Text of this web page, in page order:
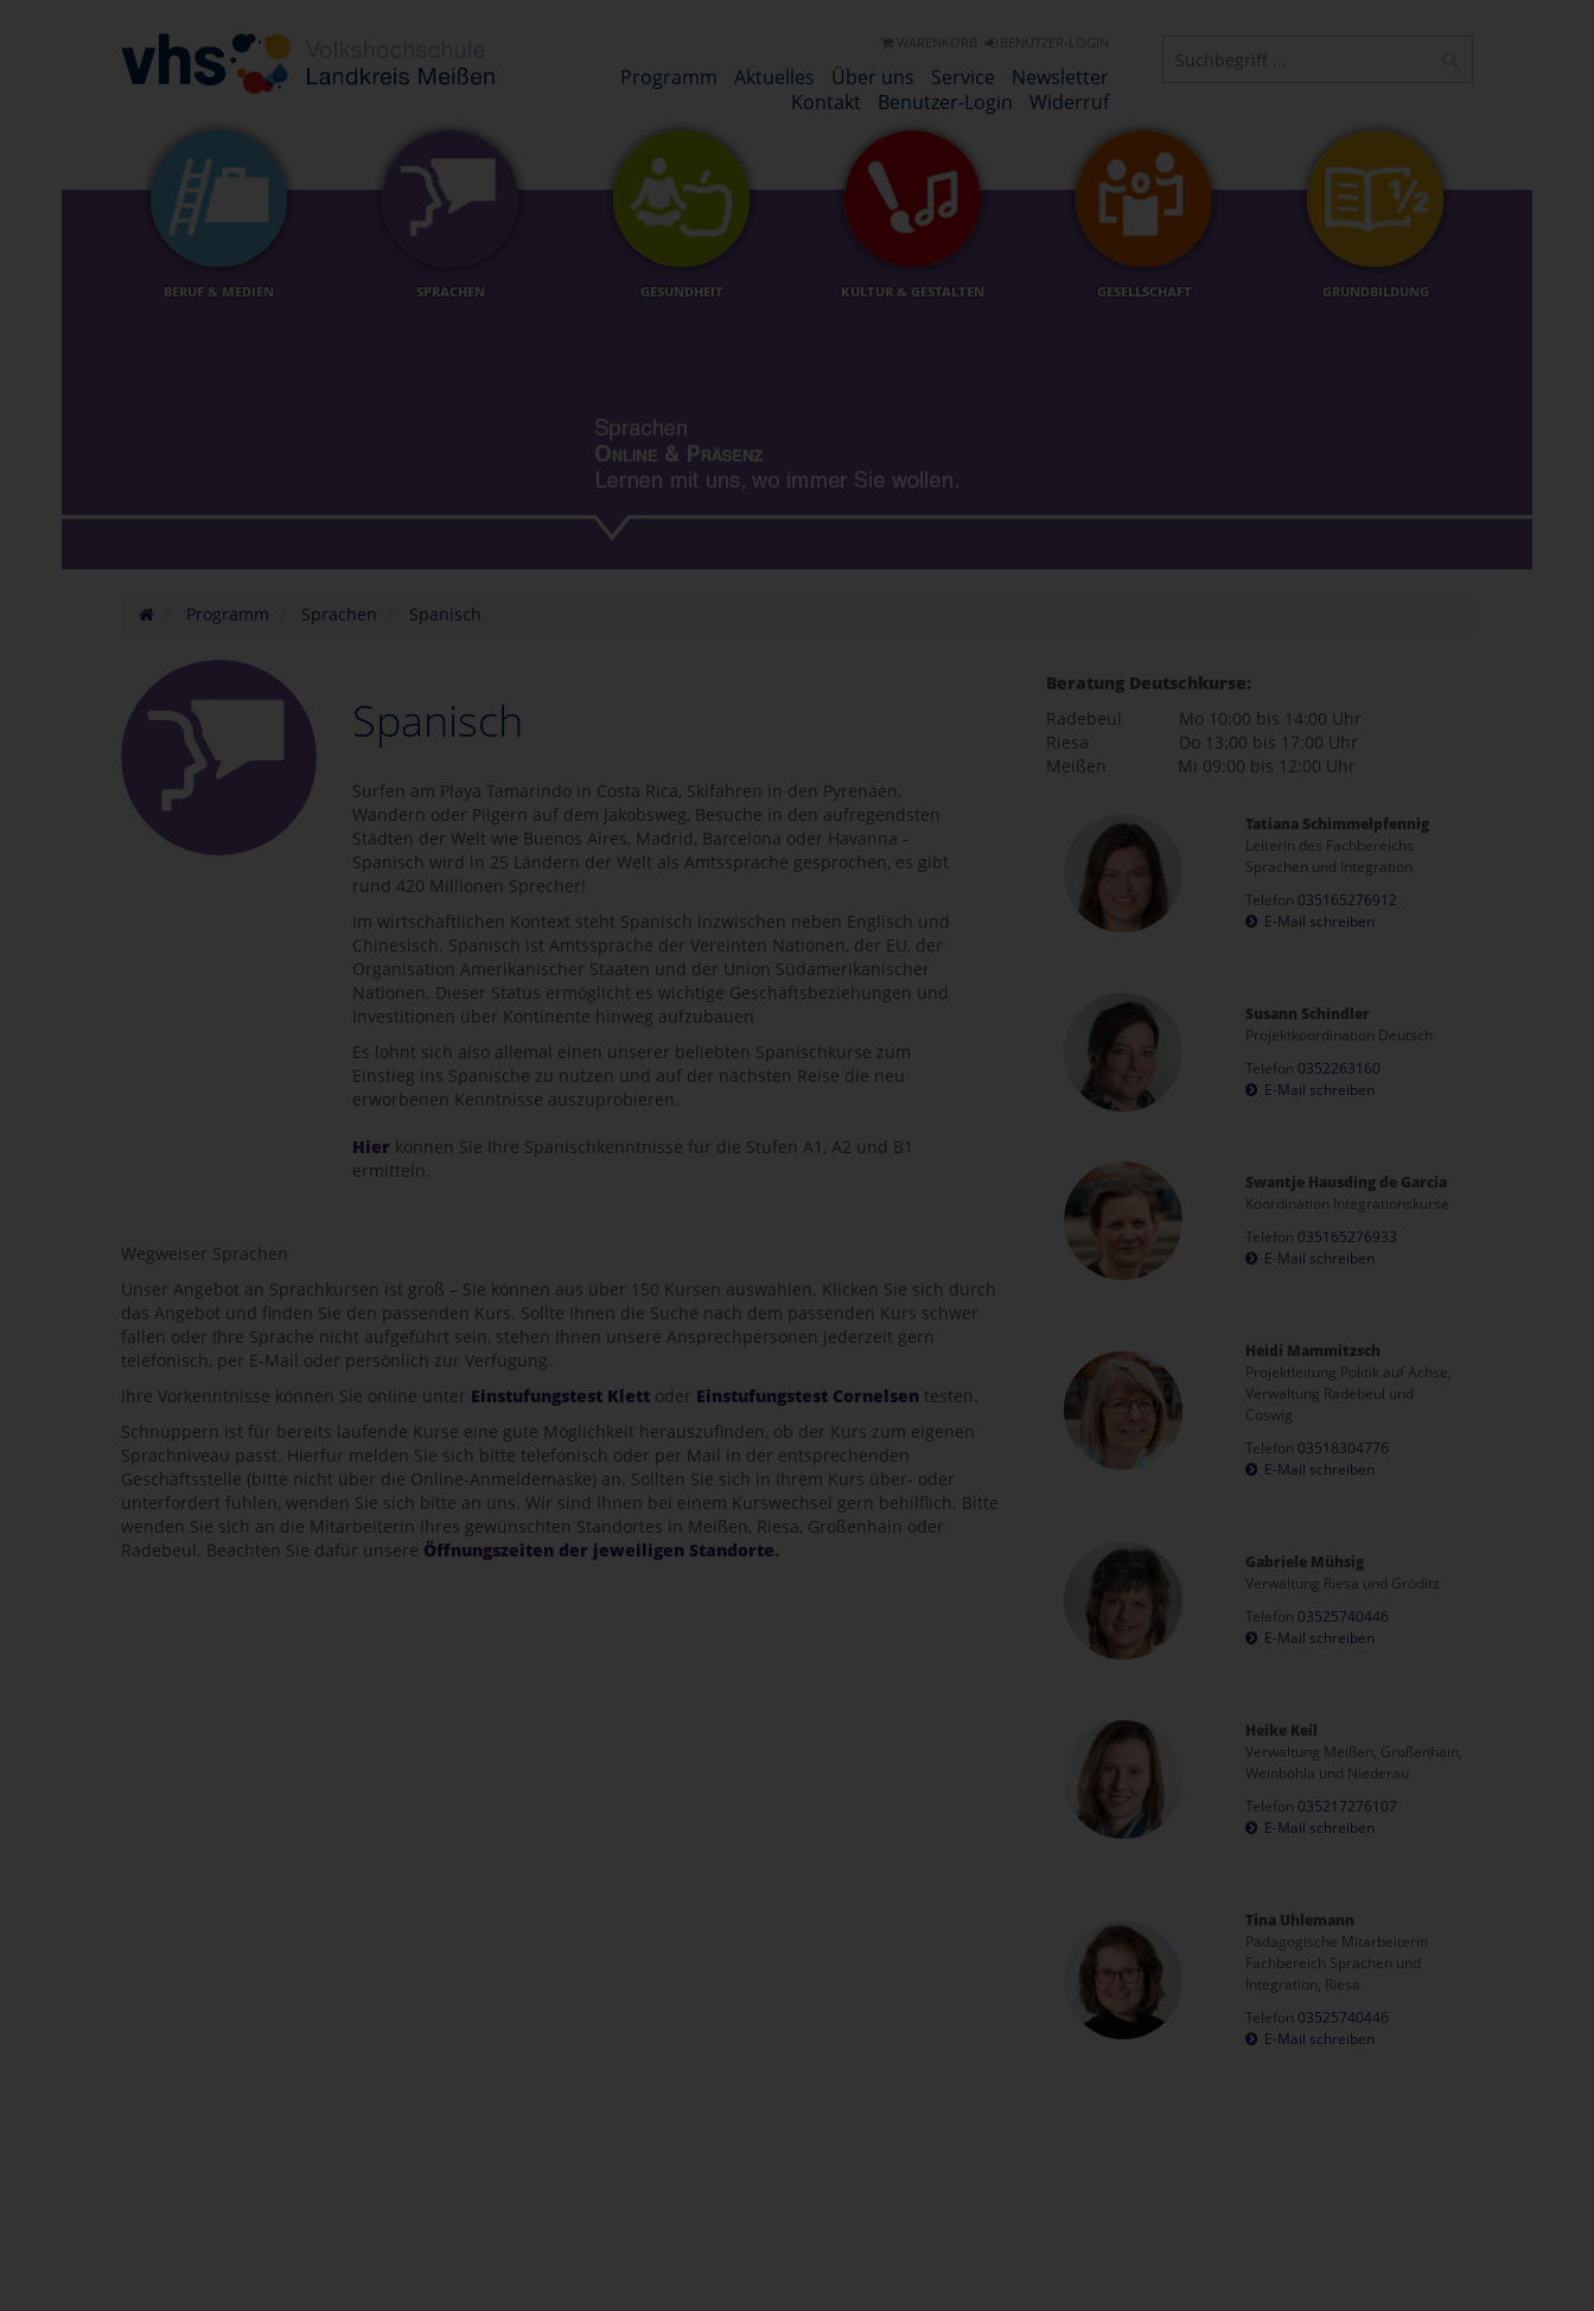
WARENKORB BENUTZER-LOGIN
Programm Aktuelles Über uns Service
Newsletter
Kontakt
Benutzer-Login Widerruf
BERUF & MEDIEN SPRACHEN GESUNDHEIT KULTUR & GESTALTEN GESELLSCHAFT GRUNDBILDUNG
Programm Sprachen Spanisch
Spanisch
Surfen am Playa Tamarindo in Costa Rica, Skifahren in den Pyrenäen,
Wandern oder Pilgern auf dem Jakobsweg, Besuche in den aufregendsten
Städten der Welt wie Buenos Aires, Madrid, Barcelona oder Havanna -
Spanisch wird in 25 Ländern der Welt als Amtssprache gesprochen, es gibt
rund 420 Millionen Sprecher!
Im wirtschaftlichen Kontext steht Spanisch inzwischen neben Englisch und
Chinesisch. Spanisch ist Amtssprache der Vereinten Nationen, der EU, der
Organisation Amerikanischer Staaten und der Union Südamerikanischer
Nationen. Dieser Status ermöglicht es wichtige Geschäftsbeziehungen und
Investitionen über Kontinente hinweg aufzubauen
Es lohnt sich also allemal einen unserer beliebten Spanischkurse zum
Einstieg ins Spanische zu nutzen und auf der nächsten Reise die neu
erworbenen Kenntnisse auszuprobieren.
Hier können Sie Ihre Spanischkenntnisse für die Stufen A1, A2 und B1
ermitteln.
Wegweiser Sprachen
Unser Angebot an Sprachkursen ist groß – Sie können aus über 150 Kursen auswählen. Klicken Sie sich durch
das Angebot und finden Sie den passenden Kurs. Sollte Ihnen die Suche nach dem passenden Kurs schwer
fallen oder Ihre Sprache nicht aufgeführt sein, stehen Ihnen unsere Ansprechpersonen jederzeit gern
telefonisch, per E-Mail oder persönlich zur Verfügung.
Ihre Vorkenntnisse können Sie online unter Einstufungstest Klett oder Einstufungstest Cornelsen testen.
Schnuppern ist für bereits laufende Kurse eine gute Möglichkeit herauszufinden, ob der Kurs zum eigenen
Sprachniveau passt. Hierfür melden Sie sich bitte telefonisch oder per Mail in der entsprechenden
Geschäftsstelle (bitte nicht über die Online-Anmeldemaske) an. Sollten Sie sich in Ihrem Kurs über- oder
unterfordert fühlen, wenden Sie sich bitte an uns. Wir sind Ihnen bei einem Kurswechsel gern behilflich. Bitte
wenden Sie sich an die Mitarbeiterin Ihres gewünschten Standortes in Meißen, Riesa, Großenhain oder
Radebeul. Beachten Sie dafür unsere Öffnungszeiten der jeweiligen Standorte.
Beratung Deutschkurse:
Radebeul Mo 10:00 bis 14:00 Uhr
Riesa Do 13:00 bis 17:00 Uhr
Meißen Mi 09:00 bis 12:00 Uhr
Tatiana Schimmelpfennig
Leiterin des Fachbereichs
Sprachen und Integration
Telefon 035165276912
E-Mail schreiben
Susann Schindler
Projektkoordination Deutsch
Telefon 0352263160
E-Mail schreiben
Swantje Hausding de Garcia
Koordination Integrationskurse
Telefon 035165276933
E-Mail schreiben
Heidi Mammitzsch
Projektleitung Politik auf Achse,
Verwaltung Radebeul und
Coswig
Telefon 03518304776
E-Mail schreiben
Gabriele Mühsig
Verwaltung Riesa und Gröditz
Telefon 03525740446
E-Mail schreiben
Heike Keil
Verwaltung Meißen, Großenhain,
Weinböhla und Niederau
Telefon 035217276107
E-Mail schreiben
Tina Uhlemann
Pädagogische Mitarbeiterin
Fachbereich Sprachen und
Integration, Riesa
Telefon 03525740446
E-Mail schreiben